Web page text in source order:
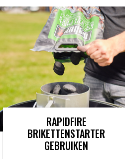
RAPIDFIRE
BRIKETTENSTARTER
GEBRUIKEN